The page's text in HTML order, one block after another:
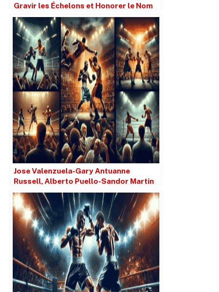
Gravir les Échelons et Honorer le Nom
de son Père
Jose Valenzuela-Gary Antuanne
Russell, Alberto Puello-Sandor Martin
ajoutés à la carte Davis-Roach